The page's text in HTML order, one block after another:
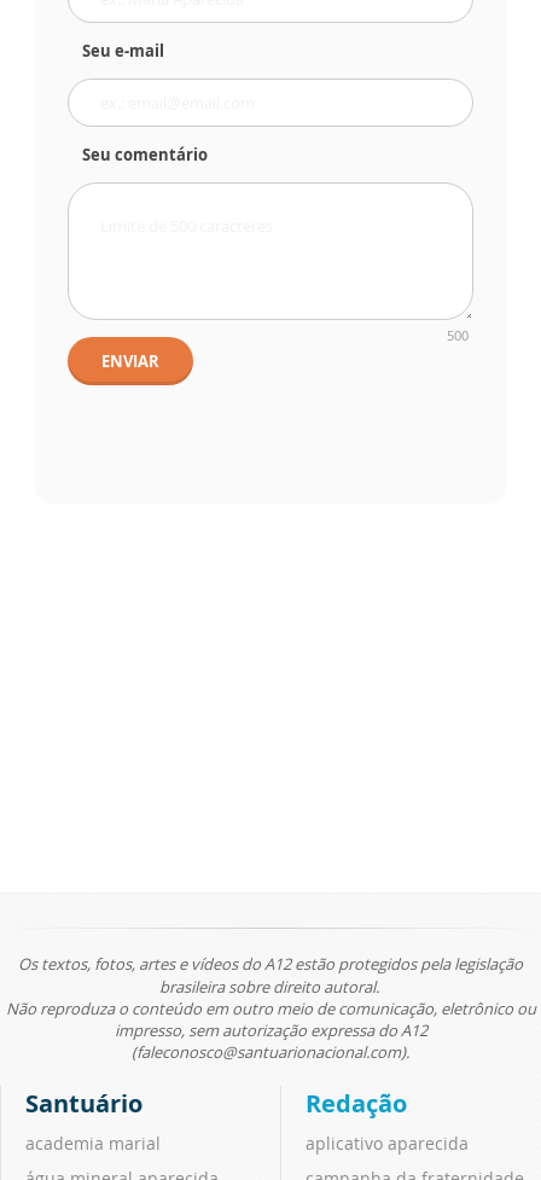
Seu e-mail
Seu comentário
500
ENVIAR
Os textos, fotos, artes e vídeos do A12 estão protegidos pela legislação
brasileira sobre direito autoral.
Não reproduza o conteúdo em outro meio de comunicação, eletrônico ou
impresso, sem autorização expressa do A12
(faleconosco@santuarionacional.com).
Santuário
academia marial
Redação
aplicativo aparecida